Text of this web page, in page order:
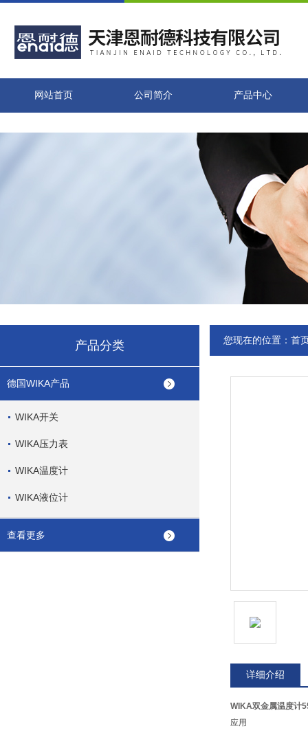
网站首页 公司简介 产品中心
产品分类
德国WIKA产品
WIKA开关
WIKA压力表
WIKA温度计
WIKA液位计
查看更多
您现在的位置： 首
详细介绍
WIKA双金属温度计
应用